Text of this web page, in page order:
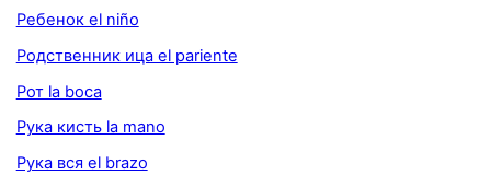
Ребенок el niño
Родственник ица el pariente
Рот la boca
Рука кисть la mano
Рука вся el brazo